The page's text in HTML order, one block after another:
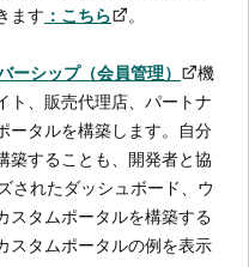
ます ：こちら 。
ーシップ（会員管理）
機
ト、販売代理店、パートナ
ータルを構築します。自分
築することも、開発者と協
されたダッシュボード、ウ
スタムポータルを構築する
スタムポータルの例を表示